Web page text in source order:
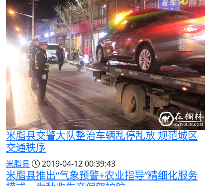
米脂县交警大队整治车辆乱停乱放 规范城区
交通秩序
米脂县 2019-04-12 00:39:43
米脂县推出“气象预警+农业指导”精细化服务